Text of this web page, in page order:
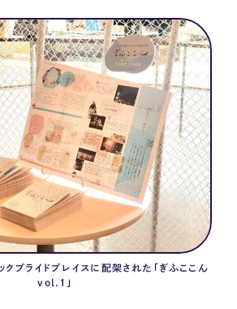
クプライドプレイスに配架された「ぎふここん
vol.1」